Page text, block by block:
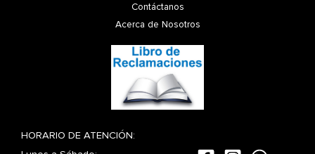
Contáctanos
Acerca de Nosotros
HORARIO DE ATENCIÓN: